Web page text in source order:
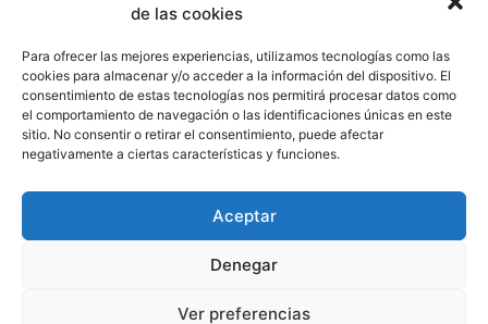
de las cookies
Para ofrecer las mejores experiencias, utilizamos tecnologías como las
cookies para almacenar y/o acceder a la información del dispositivo. El
consentimiento de estas tecnologías nos permitirá procesar datos como
el comportamiento de navegación o las identificaciones únicas en este
sitio. No consentir o retirar el consentimiento, puede afectar
negativamente a ciertas características y funciones.
Aceptar
Denegar
Ver preferencias
CONTACTA CON NOSOTROS